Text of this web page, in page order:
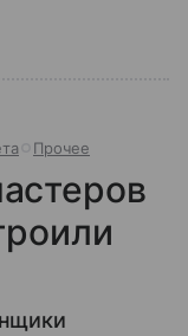
Прочее